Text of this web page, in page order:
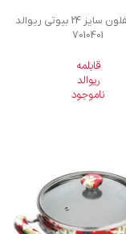
قابلمه تفلون سایز 24 بیوتی ریوالد
7010401
قابلمه
ریوالد
ناموجود